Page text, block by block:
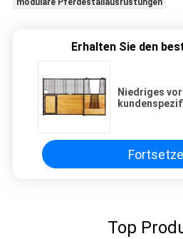
modulare Pferdestallausrüstungen
Erhalten Sie den
Niedriges
Top